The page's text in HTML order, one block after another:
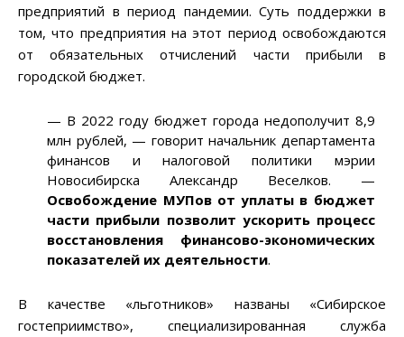
предприятий в период пандемии. Суть поддержки в
том, что предприятия на этот период освобождаются
от обязательных отчислений части прибыли в
городской бюджет.
— В 2022 году бюджет города недополучит 8,9
млн рублей, — говорит начальник департамента
финансов и налоговой политики мэрии
Новосибирска Александр Веселков. —
Освобождение МУПов от уплаты в бюджет
части прибыли позволит ускорить процесс
восстановления финансово-экономических
показателей их деятельности.
В качестве «льготников» названы «Сибирское
гостеприимство», специализированная служба